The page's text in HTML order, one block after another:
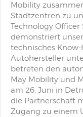
Mobility
Stadtzentren zu
Technology Officer
demonstriert
technisches
Autohersteller
betreten den
May Mobility und
am 26. Juni in
die Partnerschaft
Zugang zu einem